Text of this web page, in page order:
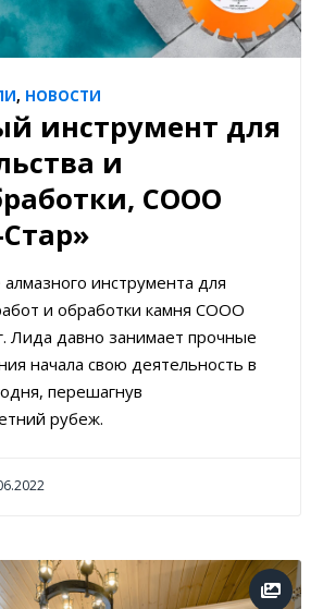
, НОВОСТИ
инструмент для
и
СООО
инструмента для
и обработки камня СООО
Лида давно занимает прочные
начала свою деятельность в
перешагнув
рубеж.